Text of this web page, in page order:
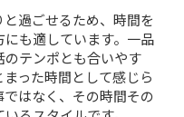
過ごせるため、時間を
も適しています。一品
テンポとも合いやす
った時間として感じら
はなく、その時間その